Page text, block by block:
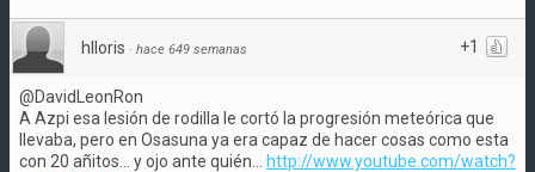
+1
hlloris · hace 649 semanas
@DavidLeonRon
A Azpi esa lesión de rodilla le cortó la progresión meteórica que
llevaba, pero en Osasuna ya era capaz de hacer cosas como esta
con 20 añitos... y ojo ante quién...
http://www.youtube.com/watch?